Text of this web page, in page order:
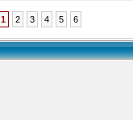
1 2 3 4 5 6